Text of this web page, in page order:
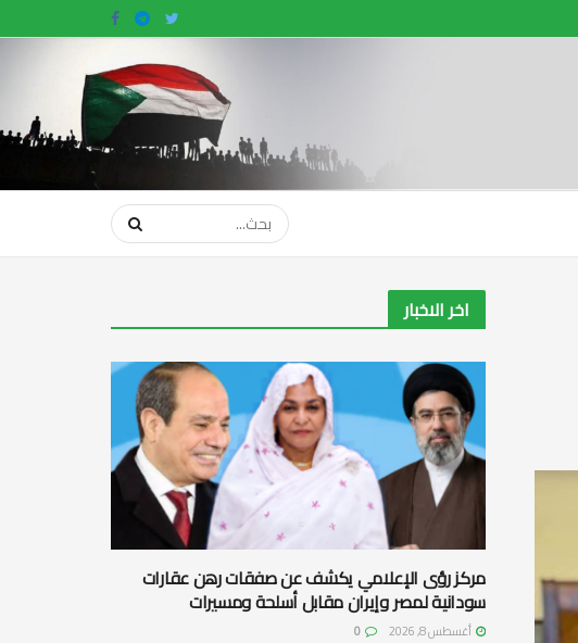
اخر الاخبار
مركز رؤى الإعلامي يكشف عن صفقات رهن عقارات
سودانية لمصر وإيران مقابل أسلحة ومسيرات
أغسطس 8, 2026